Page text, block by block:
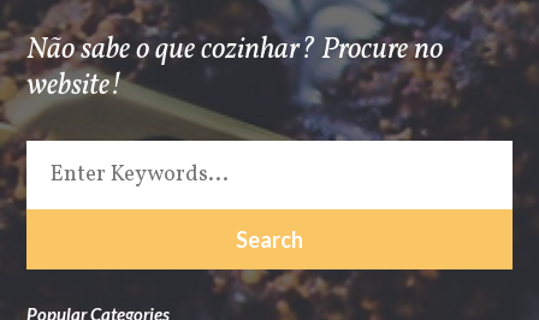
Não sabe o que cozinhar? Procure no
website!
Popular Categories